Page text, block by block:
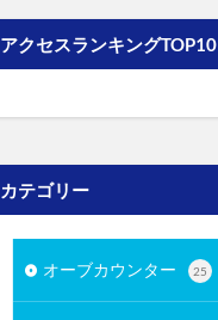
アクセスランキングTOP10
カテゴリー
オーブカウンター 25